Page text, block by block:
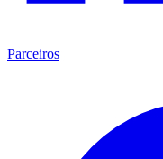
Parceiros